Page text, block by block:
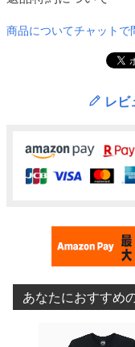
商品についてチャットで
レビ
あなたにおすすめ